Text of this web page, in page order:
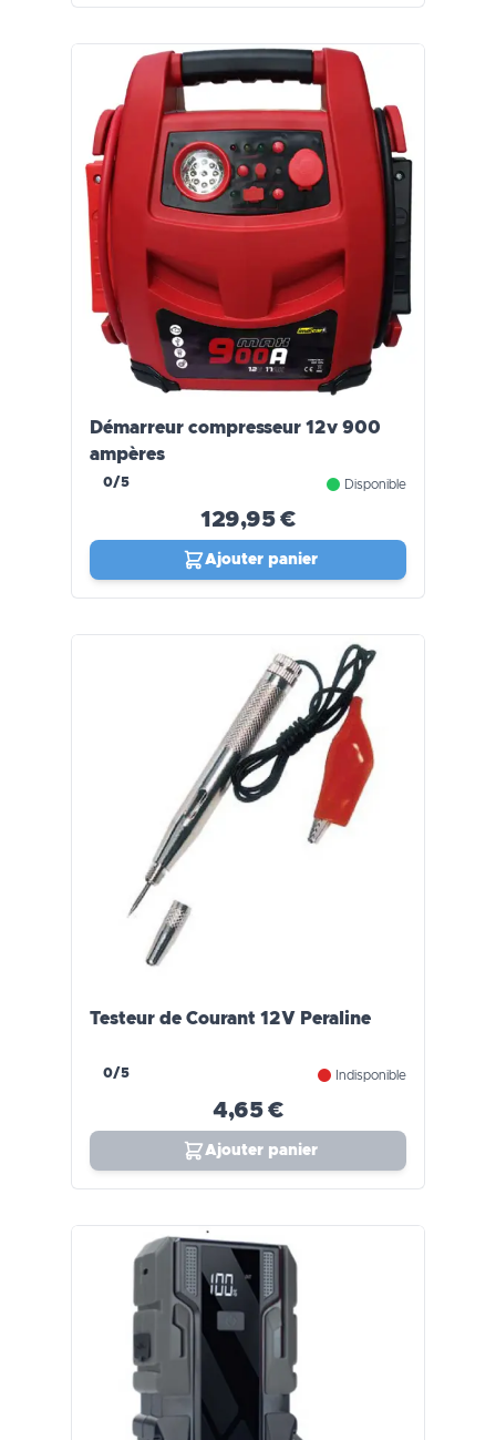
Démarreur compresseur 12v 900
ampères
0/5 Disponible
129,95 €
Ajouter panier
Testeur de Courant 12V Peraline
0/5 Indisponible
4,65 €
Ajouter panier